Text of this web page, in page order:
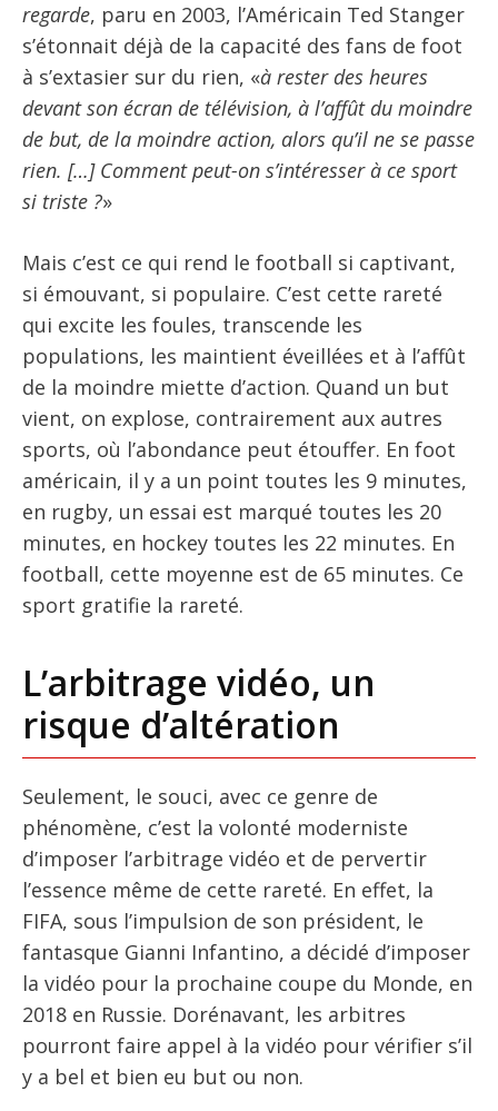
regarde, paru en 2003, l’Américain Ted Stanger
s’étonnait déjà de la capacité des fans de foot
à s’extasier sur du rien, «à rester des heures
devant son écran de télévision, à l’affût du moindre
de but, de la moindre action, alors qu’il ne se passe
rien. […] Comment peut-on s’intéresser à ce sport
si triste ?»
Mais c’est ce qui rend le football si captivant,
si émouvant, si populaire. C’est cette rareté
qui excite les foules, transcende les
populations, les maintient éveillées et à l’affût
de la moindre miette d’action. Quand un but
vient, on explose, contrairement aux autres
sports, où l’abondance peut étouffer. En foot
américain, il y a un point toutes les 9 minutes,
en rugby, un essai est marqué toutes les 20
minutes, en hockey toutes les 22 minutes. En
football, cette moyenne est de 65 minutes. Ce
sport gratifie la rareté.
L’arbitrage vidéo, un
risque d’altération
Seulement, le souci, avec ce genre de
phénomène, c’est la volonté moderniste
d’imposer l’arbitrage vidéo et de pervertir
l’essence même de cette rareté. En effet, la
FIFA, sous l’impulsion de son président, le
fantasque Gianni Infantino, a décidé d’imposer
la vidéo pour la prochaine coupe du Monde, en
2018 en Russie. Dorénavant, les arbitres
pourront faire appel à la vidéo pour vérifier s’il
y a bel et bien eu but ou non.